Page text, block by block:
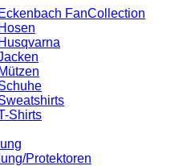
FanCollection
Shirts
Protektoren